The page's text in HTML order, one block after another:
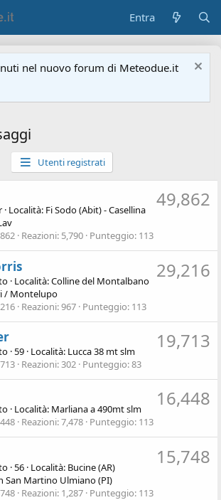
Entra
nel nuovo forum di Meteodue.it
Utenti registrati
49,862
· Località: Fi Sodo (Abit) - Casellina
Reazioni 5,790 Punteggio 113
29,216
· Località:Colline del Montalbano
/ Montelupo
Reazioni 967 Punteggio 113
19,713
·59 · Località: Lucca 38 mt slm
Reazioni 302 Punteggio 83
16,448
· Località: Marliana a 490mt slm
Reazioni 7,478 Punteggio 113
15,748
· 56 · Località: Bucine (AR)
San Martino Ulmiano (PI)
Reazioni 1,287 Punteggio 113